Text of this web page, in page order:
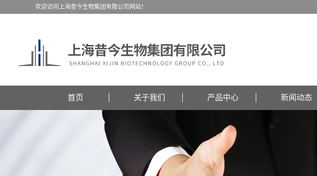
欢迎访问上海昔今生物集团有限公司网站！
首页 关于我们 产品中心 新闻动态